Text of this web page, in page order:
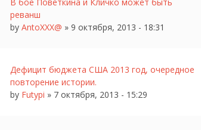
реванш
by AntoXXX@ » 9 октября, 2013 - 18:31
Дефицит бюджета США 2013 год, очередное
повторение истории.
by Futypi » 7 октября, 2013 - 15:29